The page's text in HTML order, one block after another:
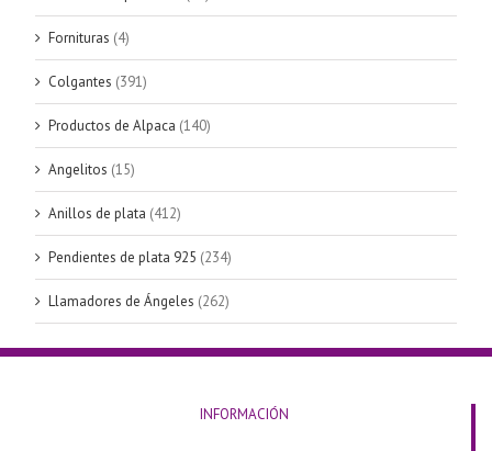
Fornituras (4)
Colgantes (391)
Productos de Alpaca (140)
Angelitos (15)
Anillos de plata (412)
Pendientes de plata 925 (234)
Llamadores de Ángeles (262)
INFORMACIÓN